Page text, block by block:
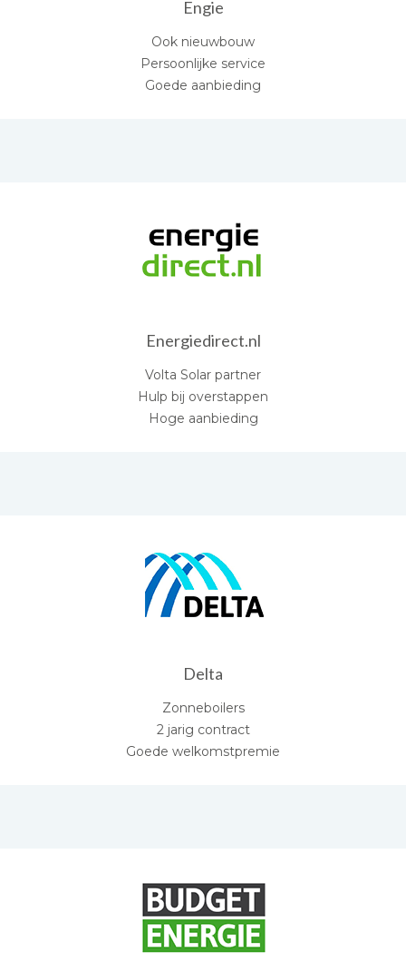
Engie
Ook nieuwbouw
Persoonlijke service
Goede aanbieding
Energiedirect.nl
Volta Solar partner
Hulp bij overstappen
Hoge aanbieding
Delta
Zonneboilers
2 jarig contract
Goede welkomstpremie